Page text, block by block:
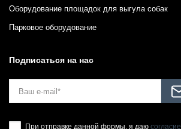
Оборудование площадок для выгула собак
Парковое оборудование
Подписаться на нас
При отправке данной формы, я даю согласие